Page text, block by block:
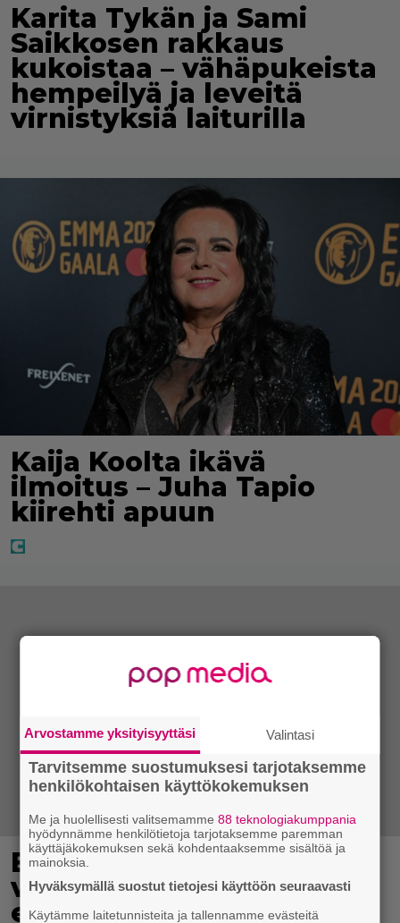
Karita Tykän ja Sami
Saikkosen rakkaus
kukoistaa – vähäpukeista
hempeilyä ja leveitä
virnistyksiä laiturilla
Kaija Koolta ikävä
ilmoitus – Juha Tapio
kiirehti apuun
Eppu Normaalin
viimeinen konsertti
esitetään Ylellä
Arvostamme yksityisyyttäsi Valintasi
Tarvitsemme suostumuksesi tarjotaksemme
henkilökohtaisen käyttökokemuksen
Me ja huolellisesti valitsemamme88 teknologiakumppania
hyödynnämme henkilötietoja tarjotaksemme paremman
käyttäjäkokemuksen sekä kohdentaaksemme sisältöä ja
mainoksia.
Hyväksymällä suostut tietojesi käyttöön seuraavasti
Käytämme laitetunnisteita ja tallennamme evästeitä